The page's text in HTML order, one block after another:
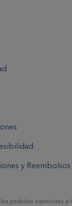
y Reembolsos
pedidos superiores a